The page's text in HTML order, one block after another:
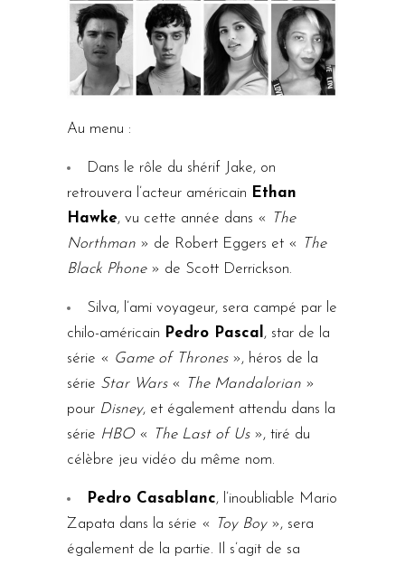
Au menu :
Dans le rôle du shérif Jake, on
retrouvera l’acteur américain Ethan
Hawke, vu cette année dans «
The
Northman » de Robert Eggers et «
The
Black Phone » de Scott Derrickson.
Silva, l’ami voyageur, sera campé par le
chilo-américain Pedro Pascal , star de la
série « Game of Thrones», héros de la
série Star Wars « The Mandalorian »
pour Disney, et également attendu dans la
série HBO« The Last of Us», tiré du
célèbre jeu vidéo du même nom.
Pedro Casablanc, l’inoubliable Mario
Zapata dans la série «
Toy Boy», sera
également de la partie. Il s’agit de sa